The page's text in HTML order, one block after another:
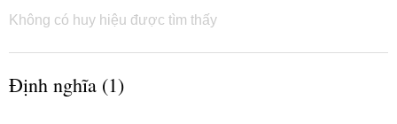
Không có huy hiệu được tìm thấy
Định nghĩa (1)